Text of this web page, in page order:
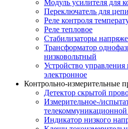
Модуль усилителя для
Переключатель для
Реле контроля
Реле тепловое
Стабилизаторы
Трансформатор
низковольтный
Устройство
электронное
Контрольно-измерительные
Детектор скрытой
Измерительное-/
телекоммуникационной
Индикатор низкого